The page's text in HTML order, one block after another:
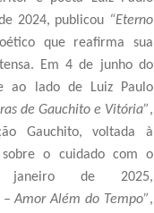
2024, publicou “Eterno
que reafirma sua
Em 4 de junho do
ao lado de Luiz Paulo
de Gauchito e Vitória”,
Gauchito, voltada à
sobre o cuidado com o
janeiro de 2025,
– Amor Além do Tempo”,